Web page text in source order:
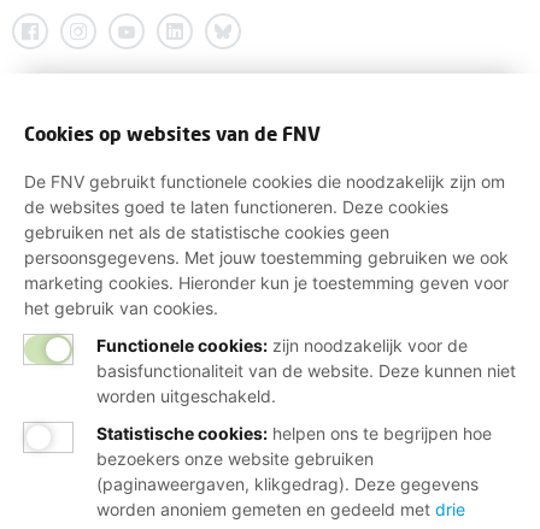
Cookies op websites van de FNV
De FNV gebruikt functionele cookies die noodzakelijk zijn om
de websites goed te laten functioneren. Deze cookies
gebruiken net als de statistische cookies geen
persoonsgegevens. Met jouw toestemming gebruiken we ook
marketing cookies. Hieronder kun je toestemming geven voor
het gebruik van cookies.
Functionele cookies: zijn noodzakelijk voor de
basisfunctionaliteit van de website. Deze kunnen niet
worden uitgeschakeld.
Statistische cookies: helpen ons te begrijpen hoe
bezoekers onze website gebruiken
(paginaweergaven, klikgedrag). Deze gegevens
worden anoniem gemeten en gedeeld met drie